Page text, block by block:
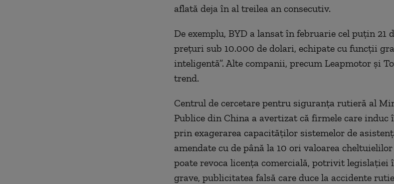
aflată deja în al treilea an consecutiv.
De exemplu, BYD a lansat în februarie cel puţin 21
preţuri sub 10.000 de dolari, echipate cu funcţii
inteligentă”. Alte companii, precum Leapmotor şi
trend.
Centrul de cercetare pentru siguranţa rutieră al
Publice din China a avertizat că firmele care induc
prin exagerarea capacităţilor sistemelor de
amendate cu de până la 10 ori valoarea
poate revoca licenţa comercială, potrivit legislaţiei
grave, publicitatea falsă care duce la accidente